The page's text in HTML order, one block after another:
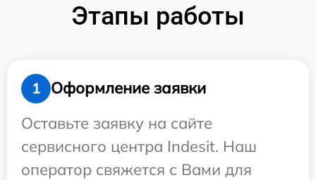
Этапы работы
1
Оформление заявки
Оставьте заявку на сайте
сервисного центра Indesit. Наш
оператор свяжется с Вами для